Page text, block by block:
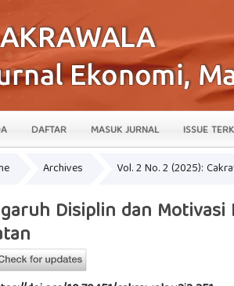
DAFTAR MASUK JURNAL ISSUE
Archives Vol. 2 No. 2 (2025):
Disiplin dan Motivasi